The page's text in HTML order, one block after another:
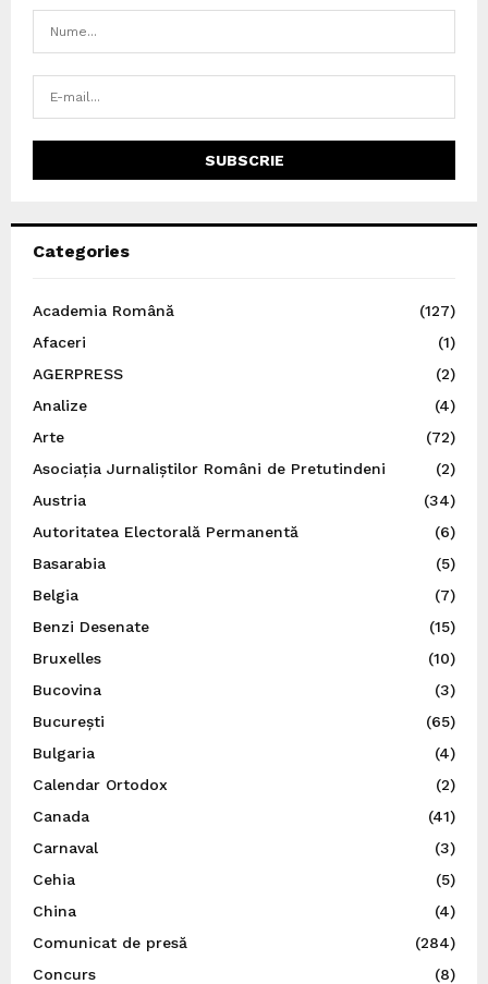
Categories
Academia Română
(127)
Afaceri
(1)
AGERPRESS
(2)
Analize
(4)
Arte
(72)
Asociația Jurnaliștilor Români de Pretutindeni
(2)
Austria
(34)
Autoritatea Electorală Permanentă
(6)
Basarabia
(5)
Belgia
(7)
Benzi Desenate
(15)
Bruxelles
(10)
Bucovina
(3)
București
(65)
Bulgaria
(4)
Calendar Ortodox
(2)
Canada
(41)
Carnaval
(3)
Cehia
(5)
China
(4)
Comunicat de presă
(284)
Concurs
(8)